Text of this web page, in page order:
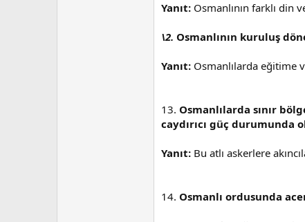
Yanıt: Osmanlının farklı din
\2. Osmanlının kuruluş
Yanıt: Osmanlılarda eğitime
13. Osmanlılarda sınır
caydırıcı güç durumunda
Yanıt: Bu atlı askerlere
14. Osmanlı ordusunda